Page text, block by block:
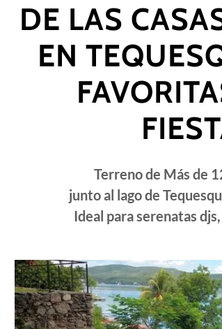
DE LAS
EN
Terreno de Más de
junto al lago de
Ideal para serenatas